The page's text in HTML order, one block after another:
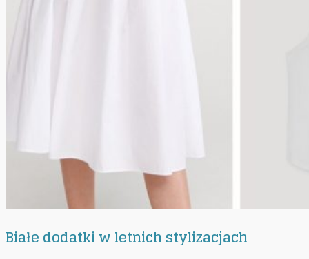
Białe dodatki w letnich stylizacjach